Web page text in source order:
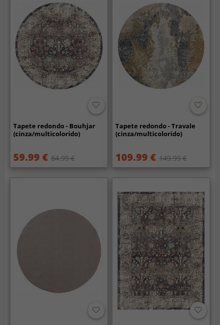
Tapete redondo - Bouhjar
(cinza/multicolorido)
59.99 € 84.99 €
Tapete redondo - Travale
(cinza/multicolorido)
109.99 € 149.99 €